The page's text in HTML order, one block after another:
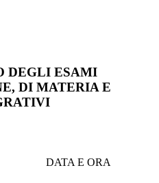
DEGLI ESAMI
DI MATERIA E
DATA E ORA